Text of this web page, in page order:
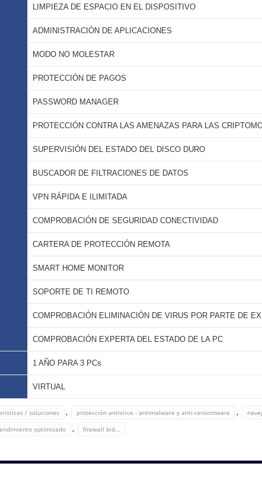
LIMPIEZA DE ESPACIO EN EL DISPOSITIVO
ADMINISTRACIÓN DE APLICACIONES
MODO NO MOLESTAR
PROTECCIÓN DE PAGOS
PASSWORD MANAGER
PROTECCIÓN CONTRA LAS AMENAZAS PARA LAS
SUPERVISIÓN DEL ESTADO DEL DISCO DURO
BUSCADOR DE FILTRACIONES DE DATOS
VPN RÁPIDA E ILIMITADA
COMPROBACIÓN DE SEGURIDAD CONECTIVIDAD
CARTERA DE PROTECCIÓN REMOTA
SMART HOME MONITOR
SOPORTE DE TI REMOTO
COMPROBACIÓN ELIMINACIÓN DE VIRUS POR PARTE DE
COMPROBACIÓN EXPERTA DEL ESTADO DE LA PC
1 AÑO PARA 3 PCs
VIRTUAL
/ soluciones , protección antivirus - antimalware y anti-ransomware ,
optimizado , firewall bid...